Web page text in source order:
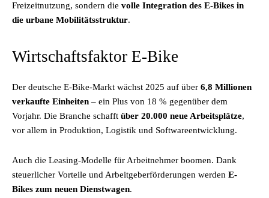
Freizeitnutzung, sondern die volle Integration des E-Bikes in
die urbane Mobilitätsstruktur.
Wirtschaftsfaktor E-Bike
Der deutsche E-Bike-Markt wächst 2025 auf über 6,8 Millionen
verkaufte Einheiten – ein Plus von 18 % gegenüber dem
Vorjahr. Die Branche schafft über 20.000 neue Arbeitsplätze,
vor allem in Produktion, Logistik und Softwareentwicklung.
Auch die Leasing-Modelle für Arbeitnehmer boomen. Dank
steuerlicher Vorteile und Arbeitgeberförderungen werden E-
Bikes zum neuen Dienstwagen.